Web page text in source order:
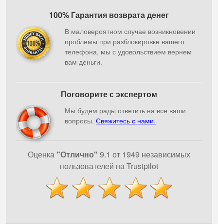
100% Гарантия возврата денег
В маловероятном случае возникновении
проблемы при разблокировке вашего
телефона, мы с удовольствием вернем
вам деньги.
Поговорите с экспертом
Мы будем рады ответить на все ваши
вопросы. Свяжитесь с нами.
Оценка"Отлично" 9.1 от 1949 независимых
пользователей на Trustpilot